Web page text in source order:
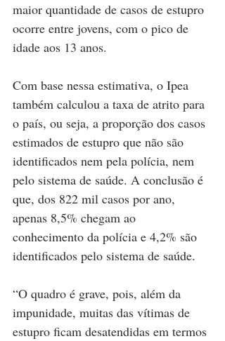
maior quantidade de casos de estupro
ocorre entre jovens, com o pico de
idade aos 13 anos.
Com base nessa estimativa, o Ipea
também calculou a taxa de atrito para
o país, ou seja, a proporção dos casos
estimados de estupro que não são
identificados nem pela polícia, nem
pelo sistema de saúde. A conclusão é
que, dos 822 mil casos por ano,
apenas 8,5% chegam ao
conhecimento da polícia e 4,2% são
identificados pelo sistema de saúde.
“O quadro é grave, pois, além da
impunidade, muitas das vítimas de
estupro ficam desatendidas em termos